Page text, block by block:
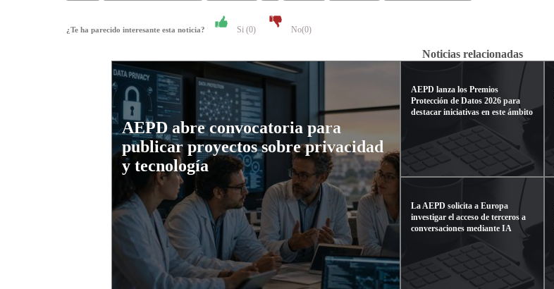
¿Te ha parecido interesante esta noticia? Si (0) No(0)
Noticias relacionadas
AEPD abre convocatoria para
publicar proyectos sobre privacidad
y tecnología
AEPD lanza los Premios
Protección de Datos 2026 para
destacar iniciativas en este ámbito
La AEPD solicita a Europa
investigar el acceso de terceros a
conversaciones mediante IA